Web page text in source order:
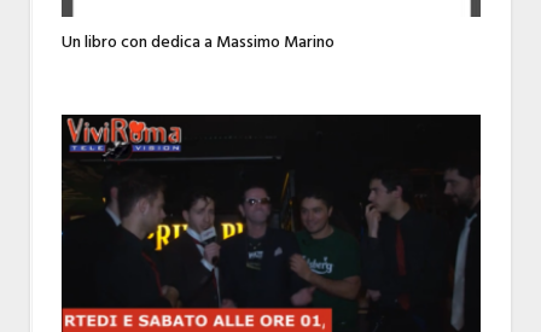
Un libro con dedica a Massimo Marino